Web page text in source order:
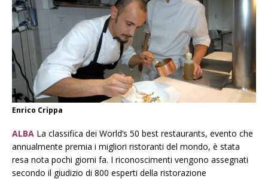
Enrico Crippa
ALBA La classifica dei World’s 50 best restaurants, evento che
annualmente premia i migliori ristoranti del mondo, è stata
resa nota pochi giorni fa. I riconoscimenti vengono assegnati
secondo il giudizio di 800 esperti della ristorazione